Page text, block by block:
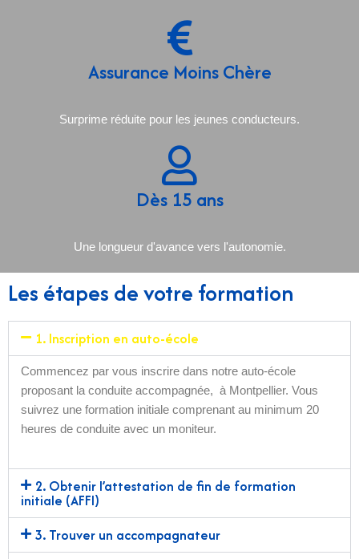
Assurance Moins Chère
Surprime réduite pour les jeunes conducteurs.
Dès 15 ans
Une longueur d'avance vers l'autonomie.
Les étapes de votre formation
1. Inscription en auto-école
Commencez par vous inscrire dans notre auto-école
proposant la conduite accompagnée, à Montpellier. Vous
suivrez une formation initiale comprenant au minimum 20
heures de conduite avec un moniteur.
2. Obtenir l’attestation de fin de formation
initiale (AFFI)
3. Trouver un accompagnateur